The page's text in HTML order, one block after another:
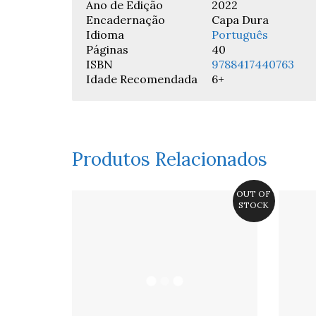
Ano de Edição
2022
Encadernação
Capa Dura
Idioma
Português
Páginas
40
ISBN
9788417440763
Idade Recomendada
6+
Produtos Relacionados
OUT OF
STOCK